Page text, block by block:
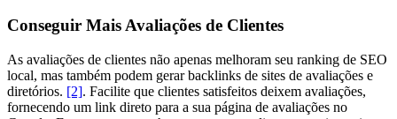
Conseguir Mais Avaliações de Clientes
As avaliações de clientes não apenas melhoram seu ranking de SEO
local, mas também podem gerar backlinks de sites de avaliações e
diretórios. [2]. Facilite que clientes satisfeitos deixem avaliações,
fornecendo um link direto para a sua página de avaliações no